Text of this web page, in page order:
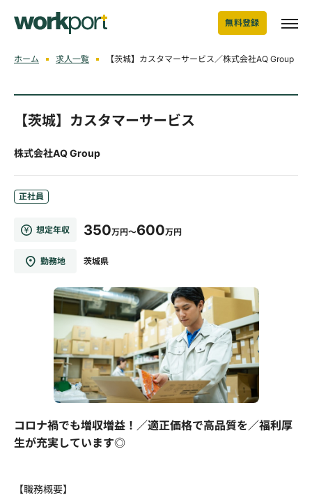
無料登録
ホーム 求人一覧 【茨城】カスタマーサービス／株式会社AQ Group
【茨城】カスタマーサービス
株式会社AQ Group
正社員
想定年収 350万円～600万円
勤務地 茨城県
コロナ禍でも増収増益！／適正価格で高品質を／福利厚
生が充実しています◎
【職務概要】